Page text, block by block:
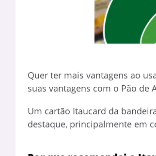
Quer ter mais vantagens ao
suas vantagens com o Pão de
Um cartão Itaucard da
destaque, principalmente em